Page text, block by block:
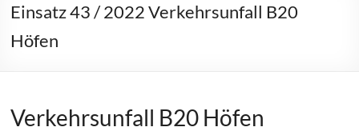
Einsatz 43 / 2022 Verkehrsunfall B20
Höfen
Verkehrsunfall B20 Höfen